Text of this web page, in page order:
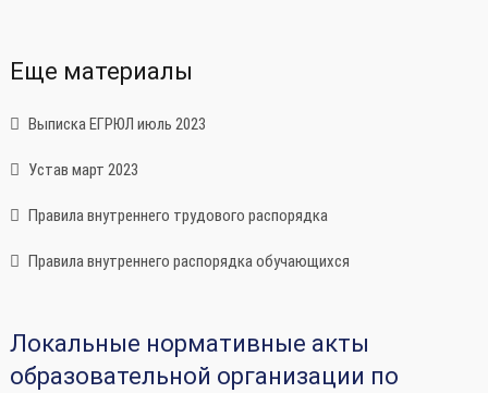
Еще материалы
Выписка ЕГРЮЛ июль 2023
Устав март 2023
Правила внутреннего трудового распорядка
Правила внутреннего распорядка обучающихся
Локальные нормативные акты
образовательной организации по